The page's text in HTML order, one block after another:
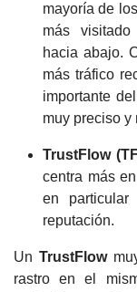
mayoría de
más
hacia abajo.
más tráfico
importante
muy preciso y
TrustFlow
centra más
en particular
reputación.
Un TrustFlow
rastro en el